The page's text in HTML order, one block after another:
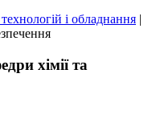
і обладнання |
хімії та